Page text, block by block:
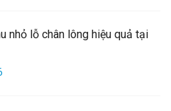
nhỏ lỗ chân lông hiệu quả tại